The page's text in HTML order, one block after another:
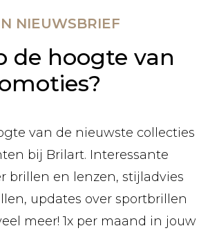
NIEUWSBRIEF
de hoogte van
van de nieuwste collecties
bij Brilart. Interessante
brillen en lenzen, stijladvies
updates over sportbrillen
meer! 1x per maand in jouw